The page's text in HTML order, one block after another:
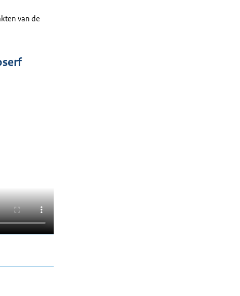
van de